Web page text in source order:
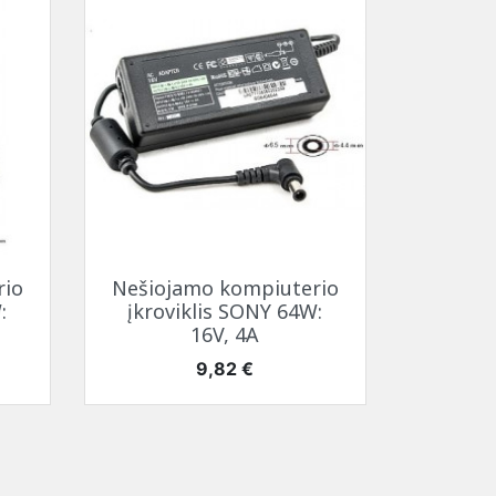
SAMSUNG ekrano
kabeliai
(HBTM)
 Greita peržiūra
Nešiojamo kompiuterio
įkroviklis SONY 64W:
16V, 4A
Kaina
9,82 €